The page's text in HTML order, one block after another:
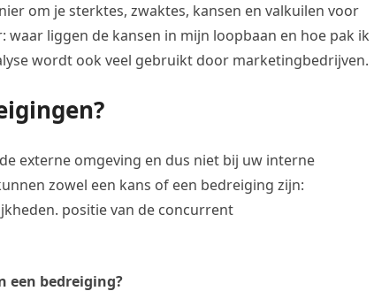
om je sterktes, zwaktes, kansen en valkuilen voor
waar liggen de kansen in mijn loopbaan en hoe pak ik
wordt ook veel gebruikt door marketingbedrijven.
externe omgeving en dus niet bij uw interne
zowel een kans of een bedreiging zijn:
positie van de concurrent
een bedreiging?